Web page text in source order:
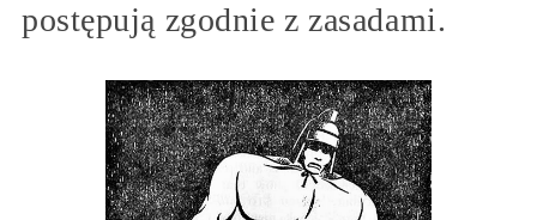
postępują zgodnie z zasadami.